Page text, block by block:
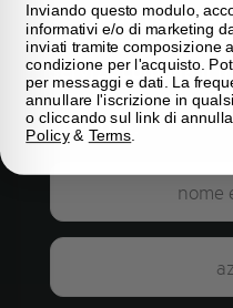
Se hai domande
desideri maggiori
servizi, compila il
nostro team ti
possibile.
Inviando questo modulo,
informativi e/o di marketing
inviati tramite composizione
condizione per l'acquisto.
per messaggi e dati. La
annullare l'iscrizione in
o cliccando sul link di
Policy& Terms